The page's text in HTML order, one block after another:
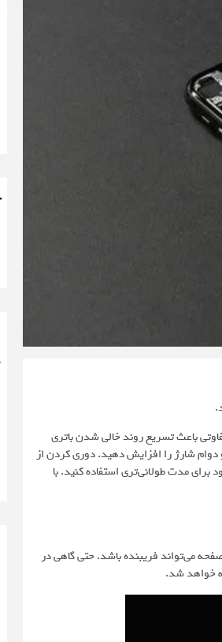
باعث تسریع روند خالی شدن باتری
شارژ را افزایش دهید. دوری کردن از
مدت طولانی‌تری استفاده کنید. با
می‌تواند فریبنده باشد. حتی گاهی در
خواهد شد.